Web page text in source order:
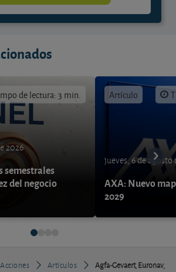
de lectura: 3 min.
2026
semestrales
del negocio
Artículo
jueves, 6 de agosto
AXA: Nuevo
2029
Acciones Artículos
Agfa-Gevaert, Euronav,